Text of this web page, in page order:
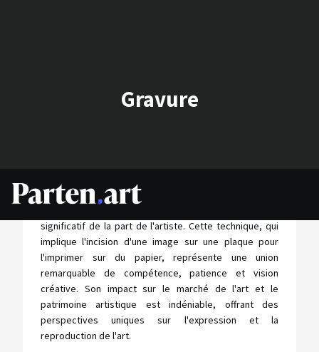
Gravure
La gravure, une forme d'expression artistique à la fois
significatif de la part de l'artiste. Cette technique, qui
implique l'incision d'une image sur une plaque pour
l'imprimer sur du papier, représente une union
remarquable de compétence, patience et vision
créative. Son impact sur le marché de l'art et le
patrimoine artistique est indéniable, offrant des
perspectives uniques sur l'expression et la
reproduction de l'art.